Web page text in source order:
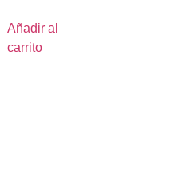
Añadir al
carrito